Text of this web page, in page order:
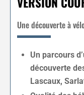
Une découverte à
Un parcours
découverte
Lascaux,